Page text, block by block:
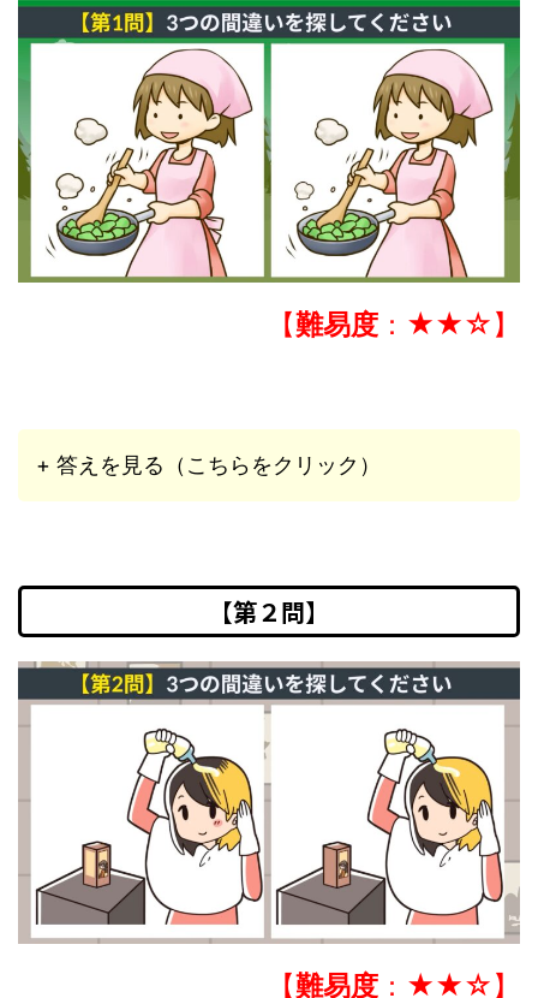
【難易度 ：★★☆】
+ 答えを見る（こちらをクリック）
【第２問】
【難易度 ：★★☆】